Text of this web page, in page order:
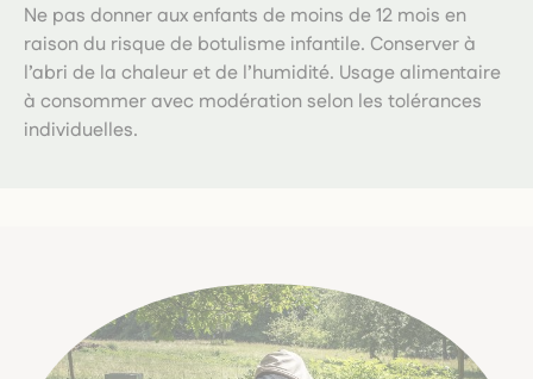
Ne pas donner aux enfants de moins de 12 mois en
raison du risque de botulisme infantile. Conserver à
l’abri de la chaleur et de l’humidité. Usage alimentaire
à consommer avec modération selon les tolérances
individuelles.